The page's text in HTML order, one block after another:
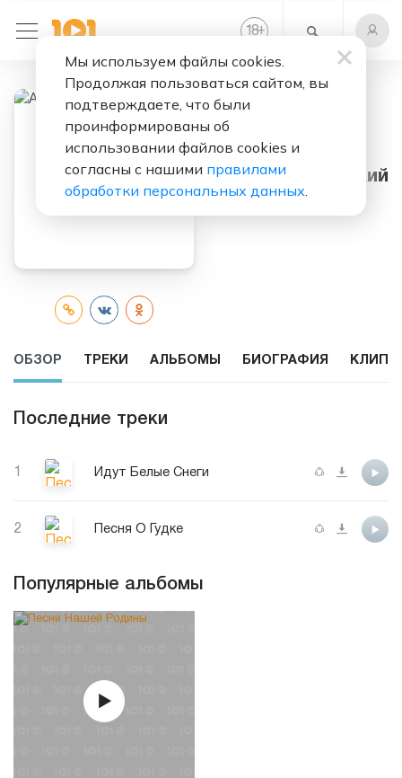
18+
Слушать бесплатно
Альберт Ленский
ОБЗОР ТРЕКИ АЛЬБОМЫ БИОГРАФИЯ КЛИПЫ
Последние треки
Идут Белые Снеги
2 Песня О Гудке
Популярные альбомы
Мы используем файлы cookies.
Продолжая пользоваться сайтом, вы
подтверждаете, что были
проинформированы об
использовании файлов cookies и
согласны с нашими правилами
обработки персональных данных.